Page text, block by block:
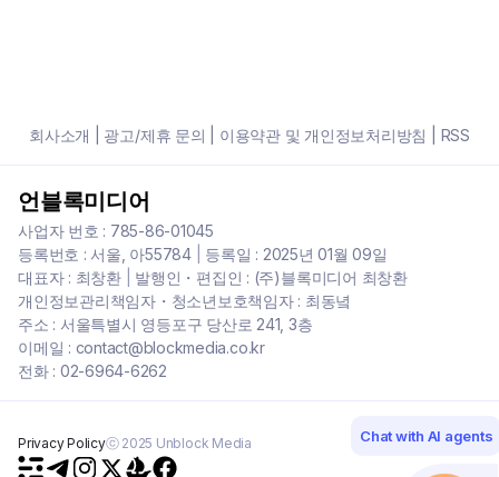
회사소개 광고/제휴 문의 이용약관 및 개인정보처리방침 RSS
언블록미디어
사업자 번호 : 785-86-01045
등록번호 : 서울, 아55784| 등록일 : 2025년 01월 09일
대표자 : 최창환| 발행인・편집인 : (주)블록미디어 최창환
개인정보관리책임자・청소년보호책임자 : 최동녘
주소 : 서울특별시 영등포구 당산로 241, 3층
이메일 : contact@blockmedia.co.kr
전화 : 02-6964-6262
Privacy Policyⓒ 2025 Unblock Media Chat with AI agents